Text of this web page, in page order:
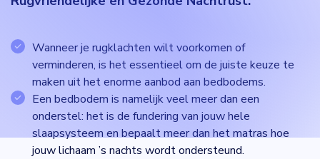
Wanneer je rugklachten wilt voorkomen of
verminderen, is het essentieel om de juiste keuze te
maken uit het enorme aanbod aan bedbodems.
Een bedbodem is namelijk veel meer dan een
onderstel: het is de fundering van jouw hele
slaapsysteem en bepaalt meer dan het matras hoe
jouw lichaam ’s nachts wordt ondersteund.